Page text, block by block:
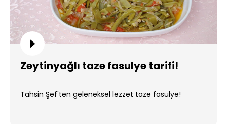
Zeytinyağlı taze fasulye tarifi!
Tahsin Şef'ten geleneksel lezzet taze fasulye!